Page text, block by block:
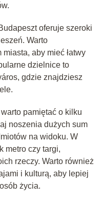
oferuje szeroki
Warto
aby mieć łatwy
dzielnice to
gdzie znajdziesz
pamiętać o kilku
noszenia dużych sum
na widoku. W
metro czy targi,
rzeczy. Warto również
i kulturą, aby lepiej
życia.